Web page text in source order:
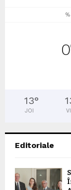
%
0
13°
JOI
Editoriale